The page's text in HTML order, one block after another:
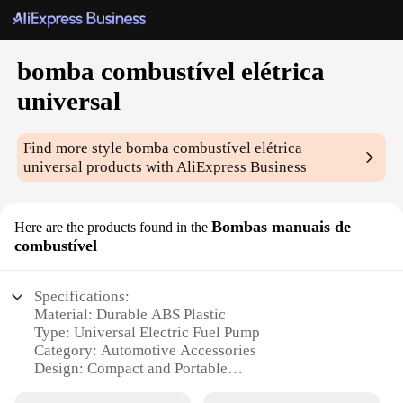
bomba combustível elétrica
universal
Find more stylebomba combustível elétrica
universal products with AliExpress Business
Here are the products found in the Bombas manuais de
combustível
Specifications:
Material: Durable ABS Plastic
Type: Universal Electric Fuel Pump
Category: Automotive Accessories
Design: Compact and Portable